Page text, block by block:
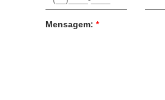
Mensagem: *